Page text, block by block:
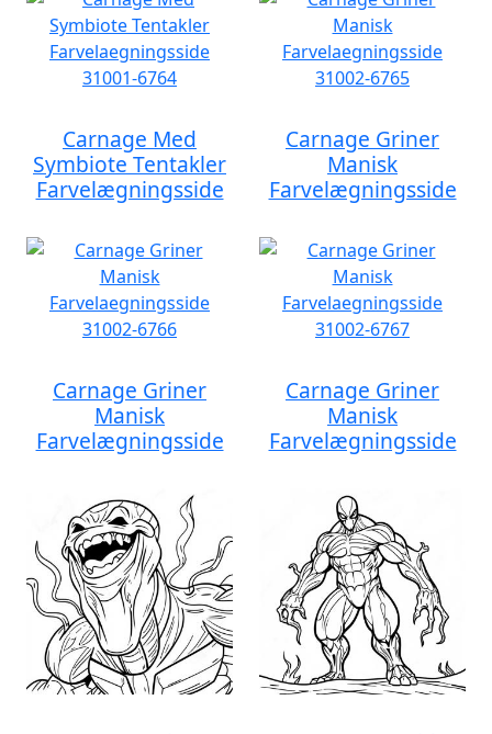
Carnage Med
Symbiote Tentakler
Farvelægningsside
Carnage Griner
Manisk
Farvelægningsside
Carnage Griner
Manisk
Farvelægningsside
Carnage Griner
Manisk
Farvelægningsside